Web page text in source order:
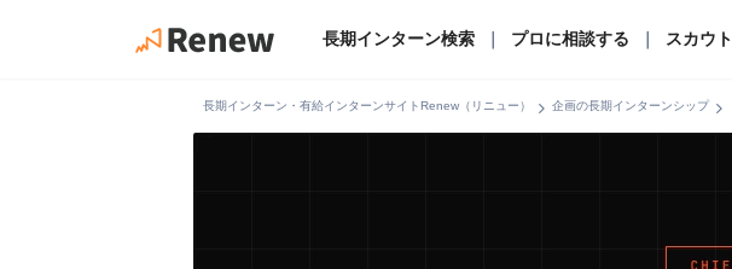
長期インターン検索 プロに相談する スカウト
長期インターン・有給インターンサイトRenew（リニュー） chevron_right 企画の長期インターンシップchevron_right